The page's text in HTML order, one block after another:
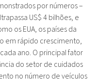
por números –
US$ 4 bilhões, e
os EUA, os países da
em rápido crescimento,
ano. O principal fator
do setor de cuidados
no número de veículos